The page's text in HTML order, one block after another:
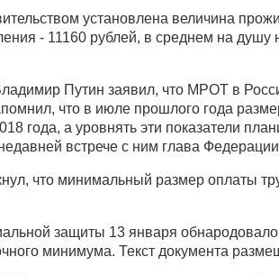
установлена величина
- 11160 рублей, в среднем на
Путин заявил, что МРОТ в
что в июле прошлого года
года, а уровнять эти показатели
встрече с ним глава
что минимальный размер оплаты
защиты 13 января
минимума. Текст документа